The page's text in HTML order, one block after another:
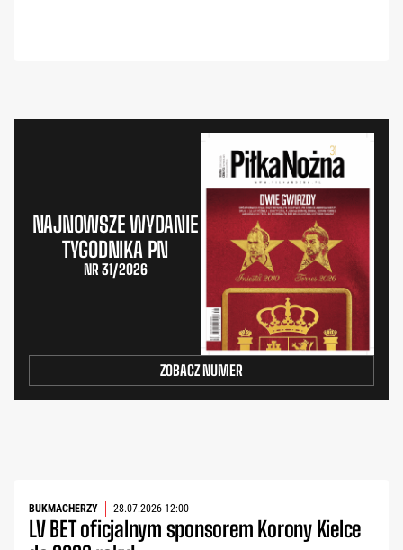
NAJNOWSZE WYDANIE
TYGODNIKA PN
NR 31/2026
ZOBACZ NUMER
BUKMACHERZY 28.07.2026 12:00
LV BET oficjalnym sponsorem Korony Kielce